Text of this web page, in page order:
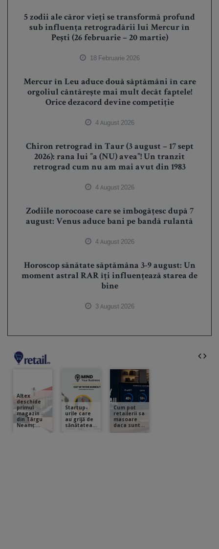
5 zodii ale căror vieți se transformă profund
sub influența retrogradării lui Mercur în
Pești (26 februarie – 20 martie)
18 Februarie 2026
Mercur în Leu aduce două săptămâni în care
orgoliul cântărește mai mult decât faptele!
Orice dezacord devine competiție
4 August 2026
Chiron retrograd în Taur (3 august – 17 sept
2026): rana lui ”a (NU) avea”! Un tranzit
retrograd cum nu am mai avut din 1983
4 August 2026
Zodiile norocoase care se îmbogățesc după 7
august: Venus aduce bani pe bandă rulantă
4 August 2026
Horoscop sănătate săptămâna 3-9 august: Un
moment astral RAR îți influențează starea de
bine
3 August 2026